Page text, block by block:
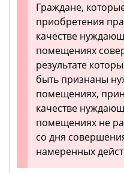
Граждане,
приобретения
качестве
помещениях
результате
быть признаны
помещениях,
качестве
помещениях не
со дня
намеренных